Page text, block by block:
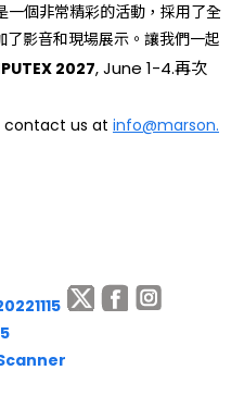
一個非常精彩的活動，採用了全
影音和現場展示。讓我們一起
2027, June 1-4.再次
contact us at info@marson.